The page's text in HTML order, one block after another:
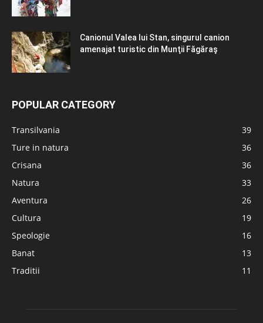
Canionul Valea lui Stan, singurul canion
amenajat turistic din Munţii Făgăraş
POPULAR CATEGORY
Transilvania
39
Ture in natura
36
Crisana
36
Natura
33
Aventura
26
Cultura
19
Speologie
16
Banat
13
Traditii
11